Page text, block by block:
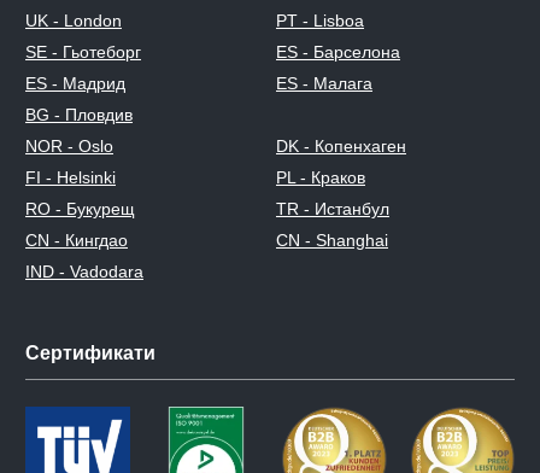
UK - London
PT - Lisboa
SE - Гьотеборг
ES - Барселона
ES - Мадрид
ES - Малага
BG - Пловдив
NOR - Oslo
DK - Копенхаген
FI - Helsinki
PL - Краков
RO - Букурещ
TR - Истанбул
CN - Кингдао
CN - Shanghai
IND - Vadodara
Сертификати